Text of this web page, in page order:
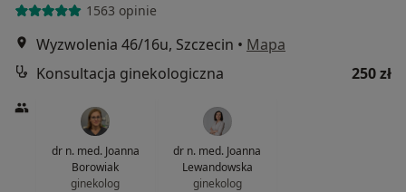
1563 opinie
Wyzwolenia 46/16u, Szczecin • Mapa
Konsultacja ginekologiczna
250 zł
dr n. med. Joanna
Borowiak
ginekolog
dr n. med. Joanna
Lewandowska
ginekolog